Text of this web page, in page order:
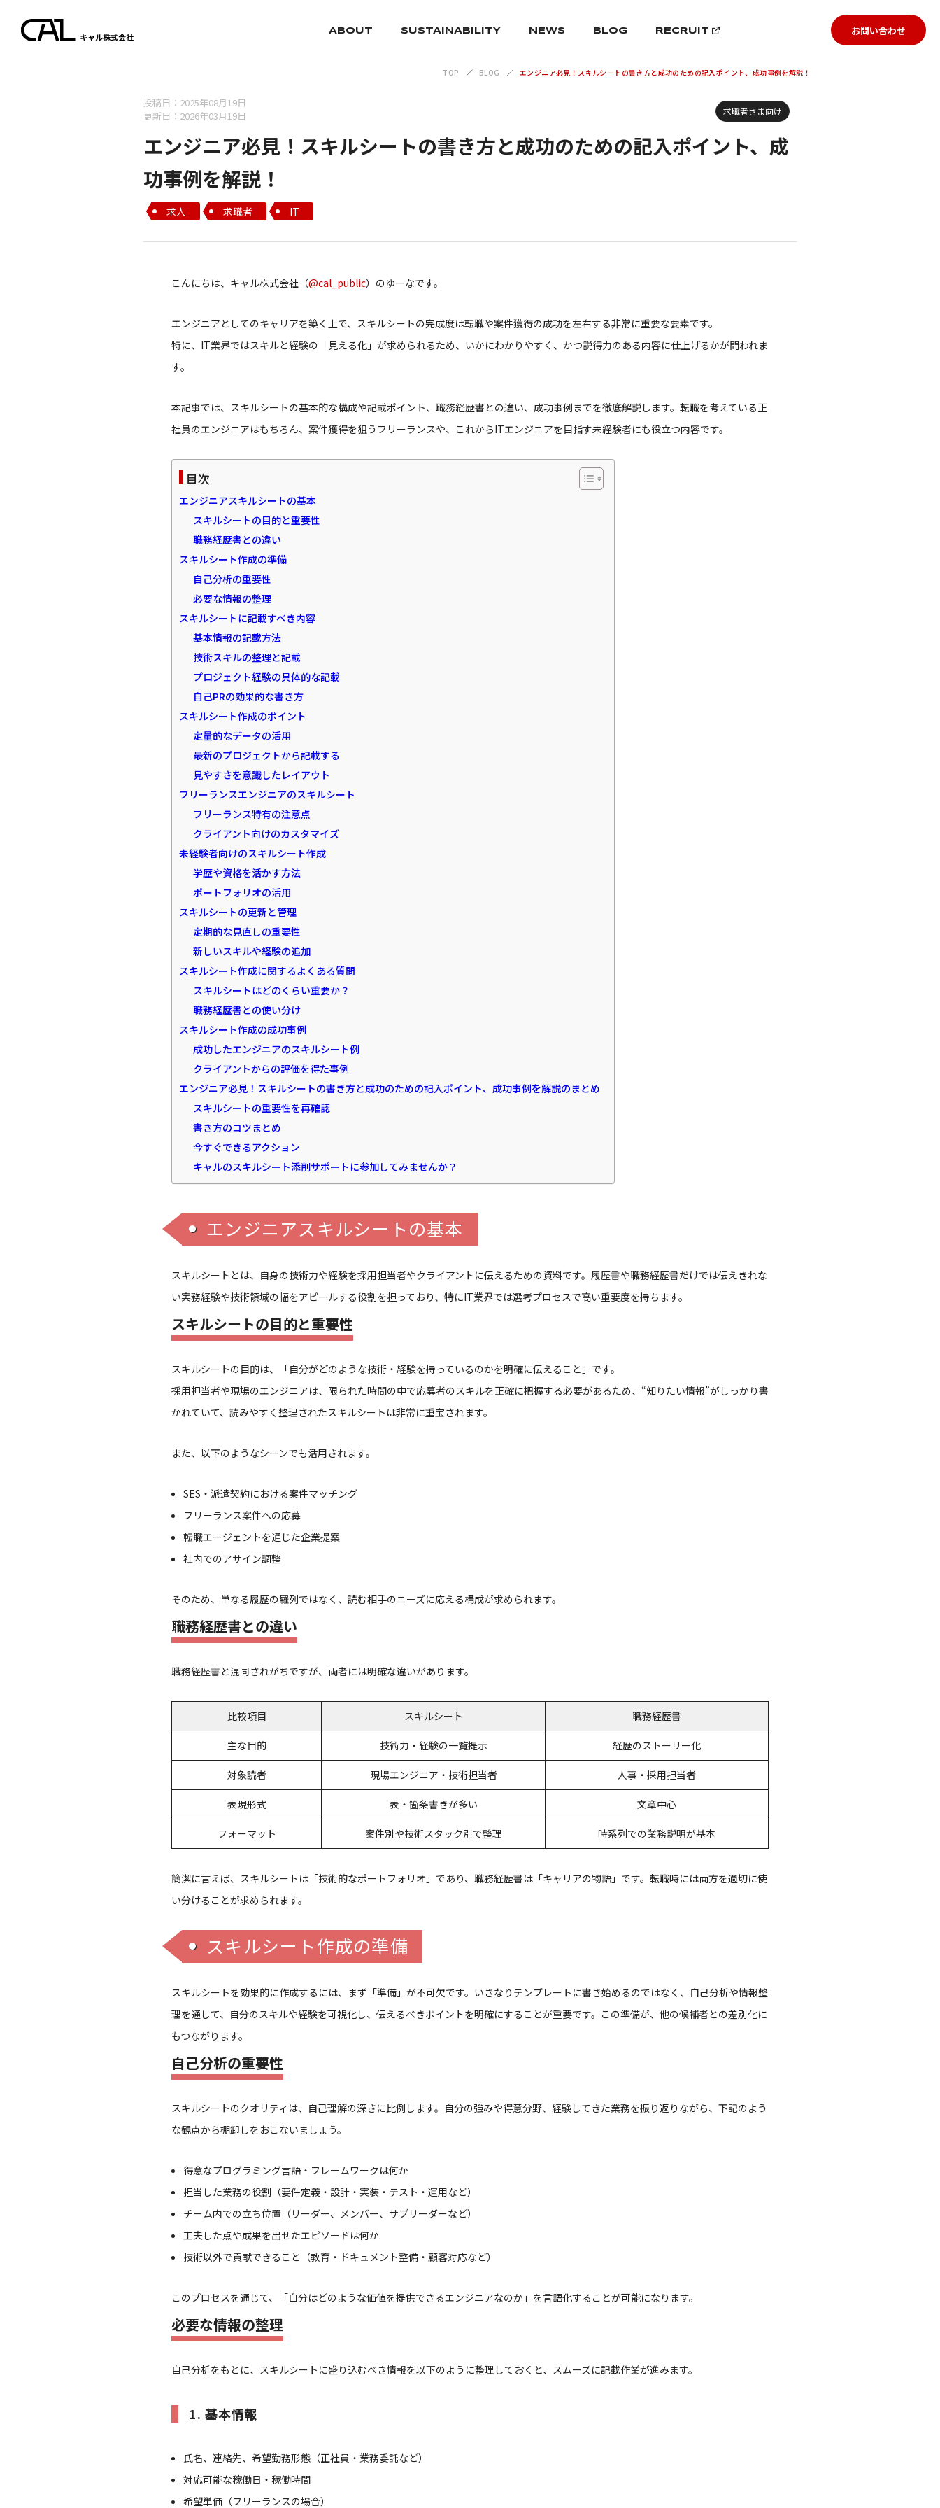
ABOUT SUSTAINABILITY NEWS BLOG RECRUIT お問い合わせ
TOP BLOG エンジニア必見！スキルシートの書き方と成功のための記入ポイント、成功事例を解説！
投稿日：2025年08月19日
更新日：2026年03月19日
求職者さま向け
エンジニア必見！スキルシートの書き方と成功のための記入ポイント、成
功事例を解説！
求人 求職者 IT
こんにちは、キャル株式会社（@cal_public）のゆーなです。
エンジニアとしてのキャリアを築く上で、スキルシートの完成度は転職や案件獲得の成功を左右する非常に重要な要素です。
特に、IT業界ではスキルと経験の「見える化」が求められるため、いかにわかりやすく、かつ説得力のある内容に仕上げるかが問われま
す。
本記事では、スキルシートの基本的な構成や記載ポイント、職務経歴書との違い、成功事例までを徹底解説します。転職を考えている正
社員のエンジニアはもちろん、案件獲得を狙うフリーランスや、これからITエンジニアを目指す未経験者にも役立つ内容です。
目次
エンジニアスキルシートの基本
スキルシートの目的と重要性
職務経歴書との違い
スキルシート作成の準備
自己分析の重要性
必要な情報の整理
スキルシートに記載すべき内容
基本情報の記載方法
技術スキルの整理と記載
プロジェクト経験の具体的な記載
自己PRの効果的な書き方
スキルシート作成のポイント
定量的なデータの活用
最新のプロジェクトから記載する
見やすさを意識したレイアウト
フリーランスエンジニアのスキルシート
フリーランス特有の注意点
クライアント向けのカスタマイズ
未経験者向けのスキルシート作成
学歴や資格を活かす方法
ポートフォリオの活用
スキルシートの更新と管理
定期的な見直しの重要性
新しいスキルや経験の追加
スキルシート作成に関するよくある質問
スキルシートはどのくらい重要か？
職務経歴書との使い分け
スキルシート作成の成功事例
成功したエンジニアのスキルシート例
クライアントからの評価を得た事例
エンジニア必見！スキルシートの書き方と成功のための記入ポイント、成功事例を解説のまとめ
スキルシートの重要性を再確認
書き方のコツまとめ
今すぐできるアクション
キャルのスキルシート添削サポートに参加してみませんか？
エンジニアスキルシートの基本
スキルシートとは、自身の技術力や経験を採用担当者やクライアントに伝えるための資料です。履歴書や職務経歴書だけでは伝えきれな
い実務経験や技術領域の幅をアピールする役割を担っており、特にIT業界では選考プロセスで高い重要度を持ちます。
スキルシートの目的と重要性
スキルシートの目的は、「自分がどのような技術・経験を持っているのかを明確に伝えること」です。
採用担当者や現場のエンジニアは、限られた時間の中で応募者のスキルを正確に把握する必要があるため、“知りたい情報”がしっかり書
かれていて、読みやすく整理されたスキルシートは非常に重宝されます。
また、以下のようなシーンでも活用されます。
SES・派遣契約における案件マッチング
フリーランス案件への応募
転職エージェントを通じた企業提案
社内でのアサイン調整
そのため、単なる履歴の羅列ではなく、読む相手のニーズに応える構成が求められます。
職務経歴書との違い
職務経歴書と混同されがちですが、両者には明確な違いがあります。
比較項目 スキルシート 職務経歴書
主な目的 技術力・経験の一覧提示 経歴のストーリー化
対象読者 現場エンジニア・技術担当者 人事・採用担当者
表現形式 表・箇条書きが多い 文章中心
フォーマット 案件別や技術スタック別で整理 時系列での業務説明が基本
簡潔に言えば、スキルシートは「技術的なポートフォリオ」であり、職務経歴書は「キャリアの物語」です。転職時には両方を適切に使
い分けることが求められます。
スキルシート作成の準備
スキルシートを効果的に作成するには、まず「準備」が不可欠です。いきなりテンプレートに書き始めるのではなく、自己分析や情報整
理を通して、自分のスキルや経験を可視化し、伝えるべきポイントを明確にすることが重要です。この準備が、他の候補者との差別化に
もつながります。
自己分析の重要性
スキルシートのクオリティは、自己理解の深さに比例します。自分の強みや得意分野、経験してきた業務を振り返りながら、下記のよう
な観点から棚卸しをおこないましょう。
得意なプログラミング言語・フレームワークは何か
担当した業務の役割（要件定義・設計・実装・テスト・運用など）
チーム内での立ち位置（リーダー、メンバー、サブリーダーなど）
工夫した点や成果を出せたエピソードは何か
技術以外で貢献できること（教育・ドキュメント整備・顧客対応など）
このプロセスを通じて、「自分はどのような価値を提供できるエンジニアなのか」を言語化することが可能になります。
必要な情報の整理
自己分析をもとに、スキルシートに盛り込むべき情報を以下のように整理しておくと、スムーズに記載作業が進みます。
1. 基本情報
氏名、連絡先、希望勤務形態（正社員・業務委託など）
対応可能な稼働日・稼働時間
希望単価（フリーランスの場合）